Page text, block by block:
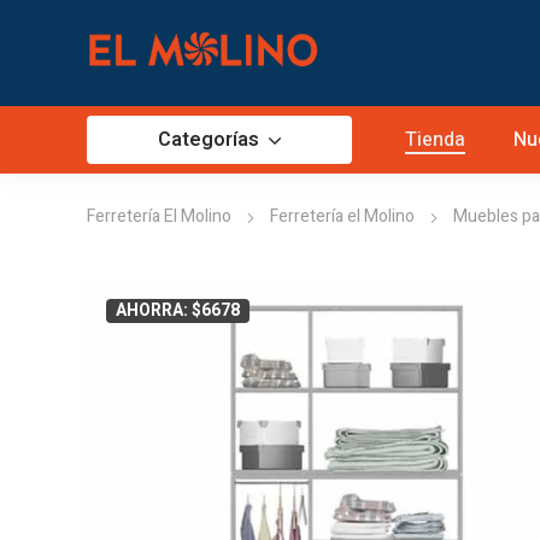
Categorías Tienda
Ferretería El Molino Ferretería el Molino Muebles
AHORRA: $6678